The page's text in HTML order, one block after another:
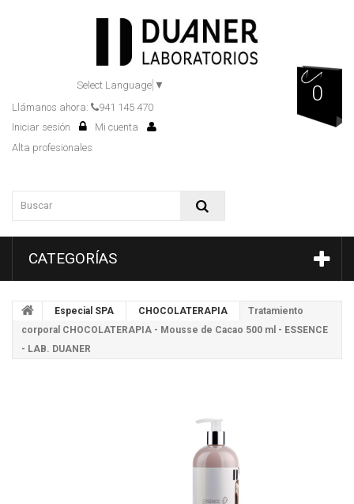
0
Select Language ▼
Llámanos ahora:
941 145 470
Iniciar sesión
Mi cuenta
Alta profesionales
CATEGORÍAS
Especial SPA CHOCOLATERAPIA
Tratamiento
corporal CHOCOLATERAPIA - Mousse de Cacao 500 ml - ESSENCE
- LAB. DUANER